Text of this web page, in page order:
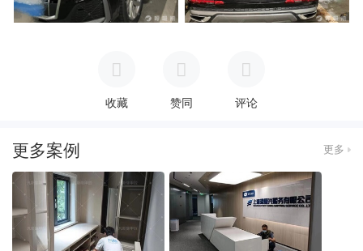
收藏 赞同 评论
更多案例 更多